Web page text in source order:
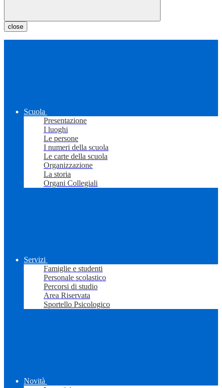
close
Scuola
Presentazione
I luoghi
Le persone
I numeri della scuola
Le carte della scuola
Organizzazione
La storia
Organi Collegiali
Servizi
Famiglie e studenti
Personale scolastico
Percorsi di studio
Area Riservata
Sportello Psicologico
Novità